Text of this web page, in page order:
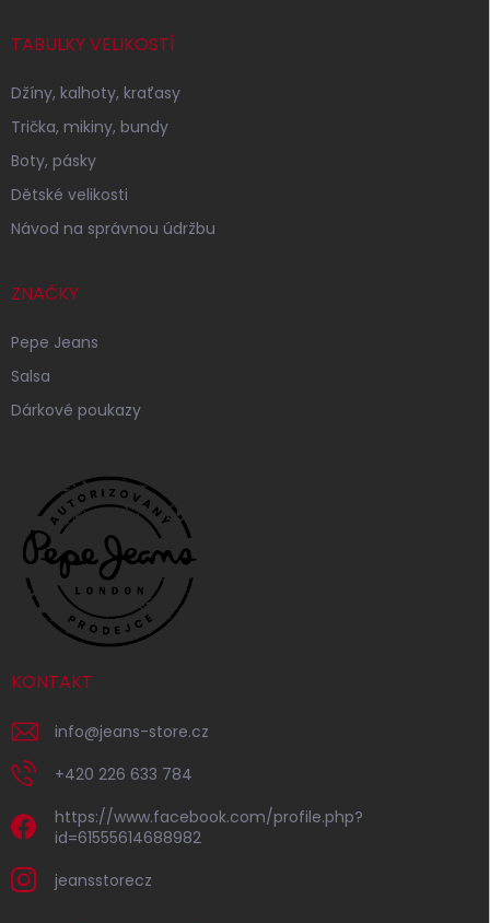
TABULKY VELIKOSTÍ
Džíny, kalhoty, kraťasy
Trička, mikiny, bundy
Boty, pásky
Dětské velikosti
Návod na správnou údržbu
ZNAČKY
Pepe Jeans
Salsa
Dárkové poukazy
KONTAKT
info@jeans-store.cz
+420 226 633 784
https://www.facebook.com/profile.php?
id=61555614688982
jeansstorecz